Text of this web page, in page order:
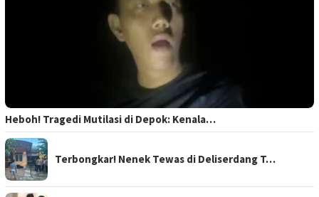
Heboh! Tragedi Mutilasi di Depok: Kenala…
Terbongkar! Nenek Tewas di Deliserdang T…